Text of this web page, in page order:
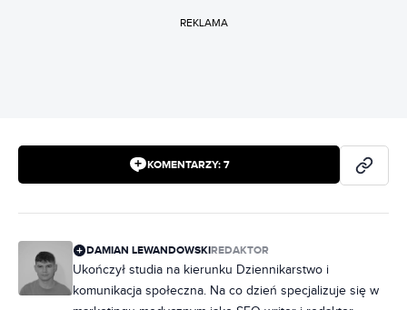
REKLAMA
KOMENTARZY: 7
DAMIAN LEWANDOWSKIREDAKTOR
Ukończył studia na kierunku Dziennikarstwo i
komunikacja społeczna. Na co dzień specjalizuje się w